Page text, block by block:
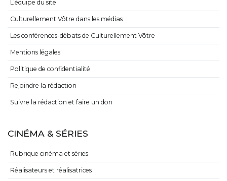
L’équipe du site
Culturellement Vôtre dans les médias
Les conférences-débats de Culturellement Vôtre
Mentions légales
Politique de confidentialité
Rejoindre la rédaction
Suivre la rédaction et faire un don
CINÉMA & SÉRIES
Rubrique cinéma et séries
Réalisateurs et réalisatrices